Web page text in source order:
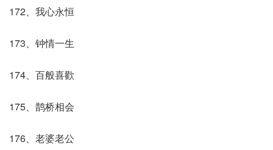
172、我心永恒
173、钟情一生
174、百般喜歡
175、鹊桥相会
176、老婆老公